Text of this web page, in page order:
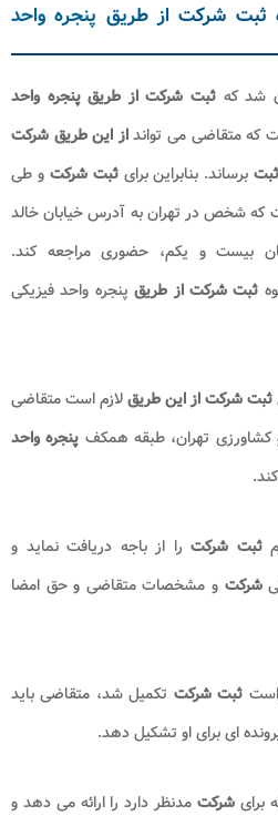
شرکت از طریق پنجره واحد
شد کهثبت شرکت از طریق پنجره واحد
که متقاضی می توانداز این طریق شرکت
ثبت برساند. بنابراین برایثبت شرکتو طی
که شخص در تهران به آدرس خیابان خالد
بیست و یکم، حضوری مراجعه کند.
ثبت شرکت از طریق پنجره واحد فیزیکی
ثبت شرکت از این طریقلازم است متقاضی
و کشاورزی تهران، طبقه همکف پنجره واحد
ثبت شرکت را از باجه دریافت نماید و
شرکتو مشخصات متقاضی و حق امضا
ثبت شرکت تکمیل شد، متقاضی باید
ای برای او تشکیل دهد.
برای شرکت مدنظر دارد را ارائه می دهد و